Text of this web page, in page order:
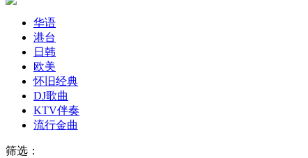
华语
港台
日韩
欧美
怀旧经典
DJ歌曲
KTV伴奏
流行金曲
筛选：